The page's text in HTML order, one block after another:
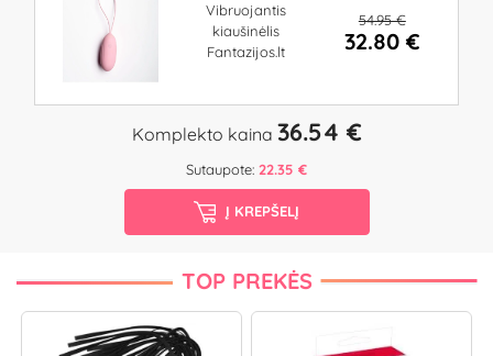
Vibruojantis
kiaušinėlis
Fantazijos.lt
54.95 €
32.80 €
Komplekto kaina 36.54 €
Sutaupote: 22.35 €
Į KREPŠELĮ
TOP PREKĖS